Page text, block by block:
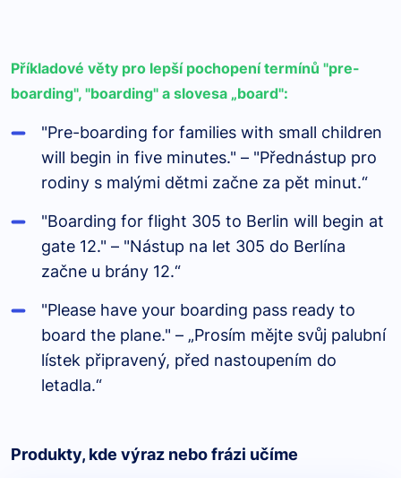
Příkladové věty pro lepší pochopení termínů "pre-
boarding", "boarding" a slovesa „board":
"Pre-boarding for families with small children
will begin in five minutes." – "Přednástup pro
rodiny s malými dětmi začne za pět minut.“
"Boarding for flight 305 to Berlin will begin at
gate 12." – "Nástup na let 305 do Berlína
začne u brány 12.“
"Please have your boarding pass ready to
board the plane." – „Prosím mějte svůj palubní
lístek připravený, před nastoupením do
letadla.“
Produkty, kde výraz nebo frázi učíme